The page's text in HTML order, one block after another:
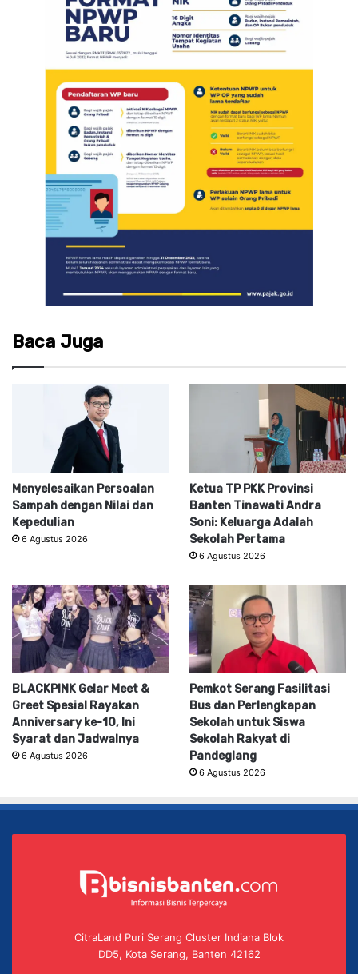
Baca Juga
Menyelesaikan Persoalan
Sampah dengan Nilai dan
Kepedulian
6 Agustus 2026
Ketua TP PKK Provinsi
Banten Tinawati Andra
Soni: Keluarga Adalah
Sekolah Pertama
6 Agustus 2026
BLACKPINK Gelar Meet &
Greet Spesial Rayakan
Anniversary ke-10, Ini
Syarat dan Jadwalnya
6 Agustus 2026
Pemkot Serang Fasilitasi
Bus dan Perlengkapan
Sekolah untuk Siswa
Sekolah Rakyat di
Pandeglang
6 Agustus 2026
CitraLand Puri Serang Cluster Indiana Blok
DD5, Kota Serang, Banten 42162